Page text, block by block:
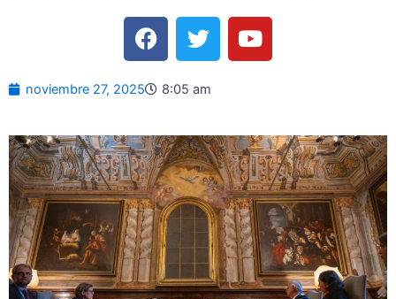
F
a
c
e
o
k
T
w
i
t
r
Y
o
u
e
noviembre 27, 2025 8:05 am